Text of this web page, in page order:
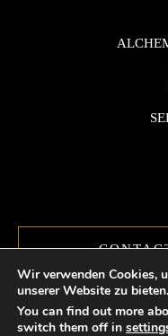
Wir verwenden Cookies,
unserer Website zu bieten.
You can find out more
switch them off in